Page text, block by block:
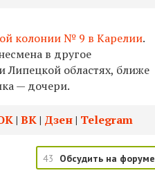
колонии № 9 в Карелии.
в другое
Липецкой областях, ближе
— дочери.
|ВК| Дзен| Telegram
43 Обсудить на форуме